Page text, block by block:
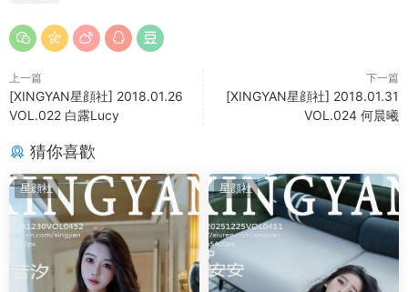
上一篇
[XINGYAN星顔社] 2018.01.26
VOL.022 白露Lucy
下一篇
[XINGYAN星顔社] 2018.01.31
VOL.024 何晨曦
猜你喜歡
星顔社 星顔社